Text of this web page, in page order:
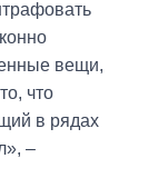
вещи,
что
в рядах
–